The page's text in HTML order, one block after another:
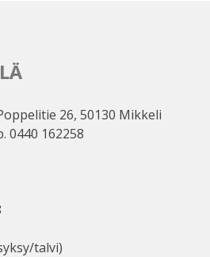
26, 50130 Mikkeli
0440 162258
talvi)